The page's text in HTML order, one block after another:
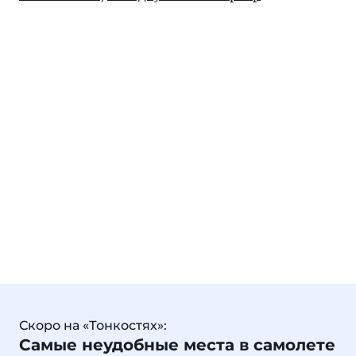
Скоро на «Тонкостях»:
Самые неудобные места в самолете